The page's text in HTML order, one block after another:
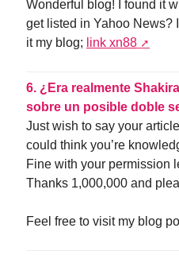
Wonderful blog! I found it
get listed in Yahoo News?
it my blog; link xn88
6. ¿Era realmente
sobre un posible doble
Just wish to say your
could think you’re
Fine with your permission
Thanks 1,000,000 and
Feel free to visit my blog